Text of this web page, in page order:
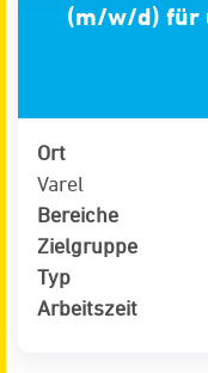
(m/w/d) für
Ort
Varel
Bereiche
Zielgruppe
Typ
Arbeitszeit